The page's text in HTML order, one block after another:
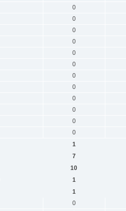
0
0
0
0
0
0
0
0
0
0
0
0
1
7
10
1
1
0